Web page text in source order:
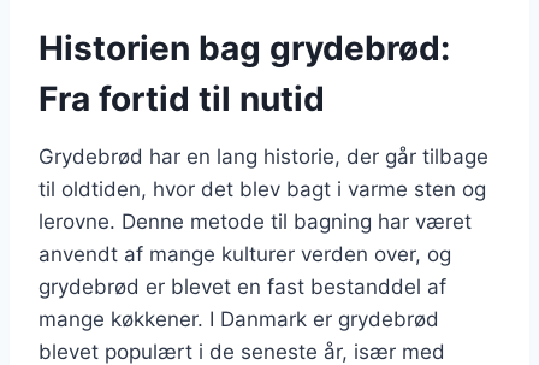
Historien bag grydebrød:
Fra fortid til nutid
Grydebrød har en lang historie, der går tilbage
til oldtiden, hvor det blev bagt i varme sten og
lerovne. Denne metode til bagning har været
anvendt af mange kulturer verden over, og
grydebrød er blevet en fast bestanddel af
mange køkkener. I Danmark er grydebrød
blevet populært i de seneste år, især med